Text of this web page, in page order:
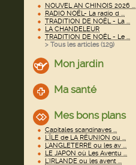
NOUVEL AN CHINOIS 2026 ...
RADIO NOËL- La radio d ...
TRADITION DE NOËL - La ...
LA CHANDELEUR
TRADITION DE NOËL - Le ...
> Tous les articles (129)
Mon jardin
Ma santé
Mes bons plans
Capitales scandinaves ...
L'ÎLE de LA RÉUNION ou ...
L'ANGLETERRE ou les av ...
LE JAPON où Les Aventu ...
L'IRLANDE ou les avent ...